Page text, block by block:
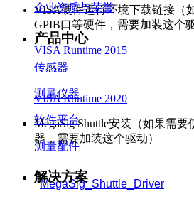
VISA硬件运行环境下载链接（
GPIB口等硬件，需要加装这个驱
VISA Runtime 2015
VISA Runtime 2020
MegaSig Shuttle安装 （如果需
器，需要加装这个驱动）
MegaSig_Shuttle_Driver
企业资质与荣誉
产品中心
传感器
测量仪器
软件平台
测量配件
解决方案